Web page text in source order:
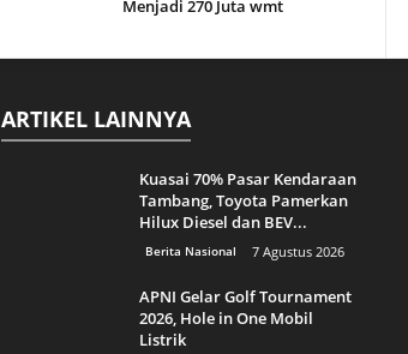
Menjadi 270 Juta wmt
ARTIKEL LAINNYA
Kuasai 70% Pasar Kendaraan
Tambang, Toyota Pamerkan
Hilux Diesel dan BEV...
Berita Nasional 7 Agustus 2026
APNI Gelar Golf Tournament
2026, Hole in One Mobil
Listrik